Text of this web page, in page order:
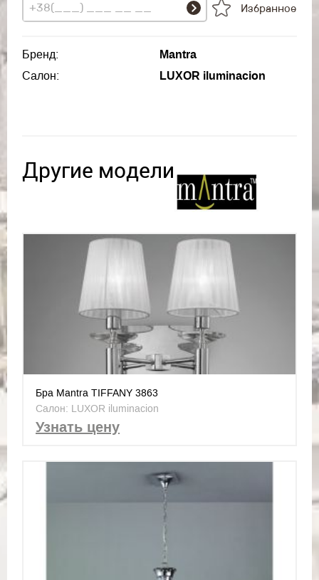
Избранное
Бренд:
Mantra
Салон:
LUXOR iluminacion
Другие модели
Бра Mantra TIFFANY 3863
Салон: LUXOR iluminacion
Узнать цену